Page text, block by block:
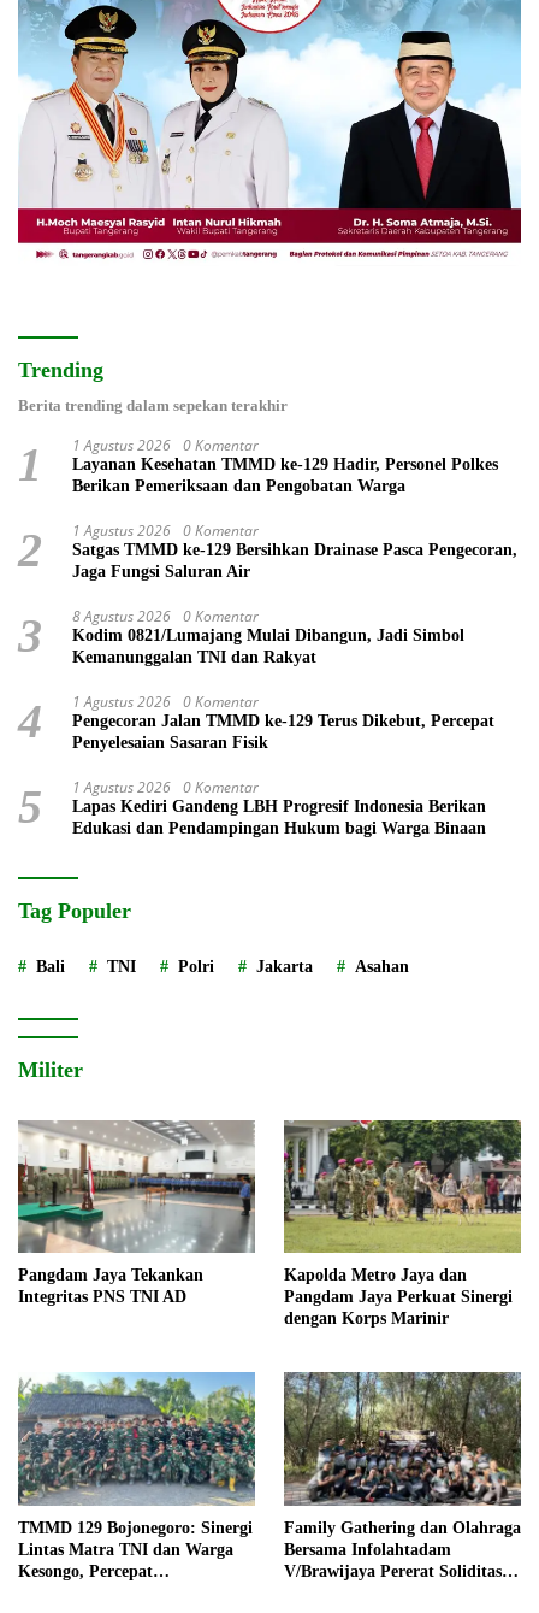
Trending
Berita trending dalam sepekan terakhir
1 1 Agustus 2026 0 Komentar
Layanan Kesehatan TMMD ke-129 Hadir, Personel Polkes
Berikan Pemeriksaan dan Pengobatan Warga
2 1 Agustus 2026 0 Komentar
Satgas TMMD ke-129 Bersihkan Drainase Pasca Pengecoran,
Jaga Fungsi Saluran Air
3 8 Agustus 2026 0 Komentar
Kodim 0821/Lumajang Mulai Dibangun, Jadi Simbol
Kemanunggalan TNI dan Rakyat
4 1 Agustus 2026 0 Komentar
Pengecoran Jalan TMMD ke-129 Terus Dikebut, Percepat
Penyelesaian Sasaran Fisik
5 1 Agustus 2026 0 Komentar
Lapas Kediri Gandeng LBH Progresif Indonesia Berikan
Edukasi dan Pendampingan Hukum bagi Warga Binaan
Tag Populer
Bali TNI Polri Jakarta Asahan
Militer
Pangdam Jaya Tekankan
Integritas PNS TNI AD
Kapolda Metro Jaya dan
Pangdam Jaya Perkuat Sinergi
dengan Korps Marinir
TMMD 129 Bojonegoro: Sinergi
Lintas Matra TNI dan Warga
Kesongo, Percepat
Family Gathering dan Olahraga
Bersama Infolahtadam
V/Brawijaya Pererat Soliditas